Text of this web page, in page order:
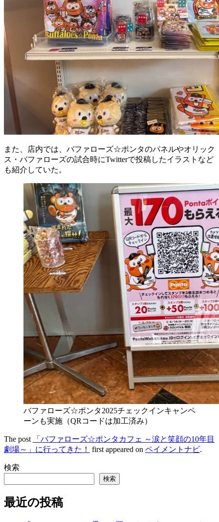
また、店内では、バファローズ☆ポンタのパネルやオリック
ス・バファローズの試合時にTwitterで投稿したイラストなど
も紹介していた。
バファローズ☆ポンタ2025チェックインキャンペ
ーンも実施（QRコードは加工済み）
The post
「バファローズ☆ポンタカフェ ～涙と笑顔の10年目
劇場～」に行ってきた！
first appeared on ペイメントナビ.
検索
検索
最近の投稿